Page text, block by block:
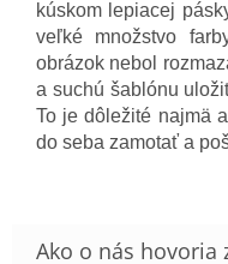
kúskom lepiacej
veľké množstvo
obrázok nebol
a suchú šablónu
To je dôležité najmä
do seba zamotať a